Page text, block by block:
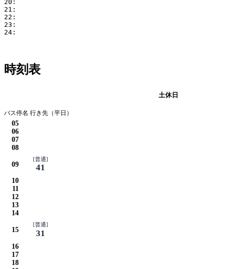
20:
21:
22:
23:
24:
時刻表
土休日
バス停名 行き先（平日）
05
06
07
08
09
[普通]
41
10
11
12
13
14
15
[普通]
31
16
17
18